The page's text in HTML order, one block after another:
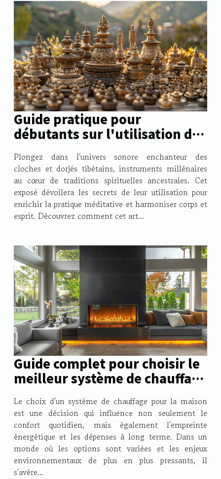
Guide pratique pour
débutants sur l'utilisation des
cloches et dorjés tibétains
Plongez dans l'univers sonore enchanteur des
cloches et dorjés tibétains, instruments millénaires
au cœur de traditions spirituelles ancestrales. Cet
exposé dévoilera les secrets de leur utilisation pour
enrichir la pratique méditative et harmoniser corps et
esprit. Découvrez comment cet art...
Guide complet pour choisir le
meilleur système de chauffage
domestique
Le choix d'un système de chauffage pour la maison
est une décision qui influence non seulement le
confort quotidien, mais également l'empreinte
énergétique et les dépenses à long terme. Dans un
monde où les options sont variées et les enjeux
environnementaux de plus en plus pressants, il
s'avère...